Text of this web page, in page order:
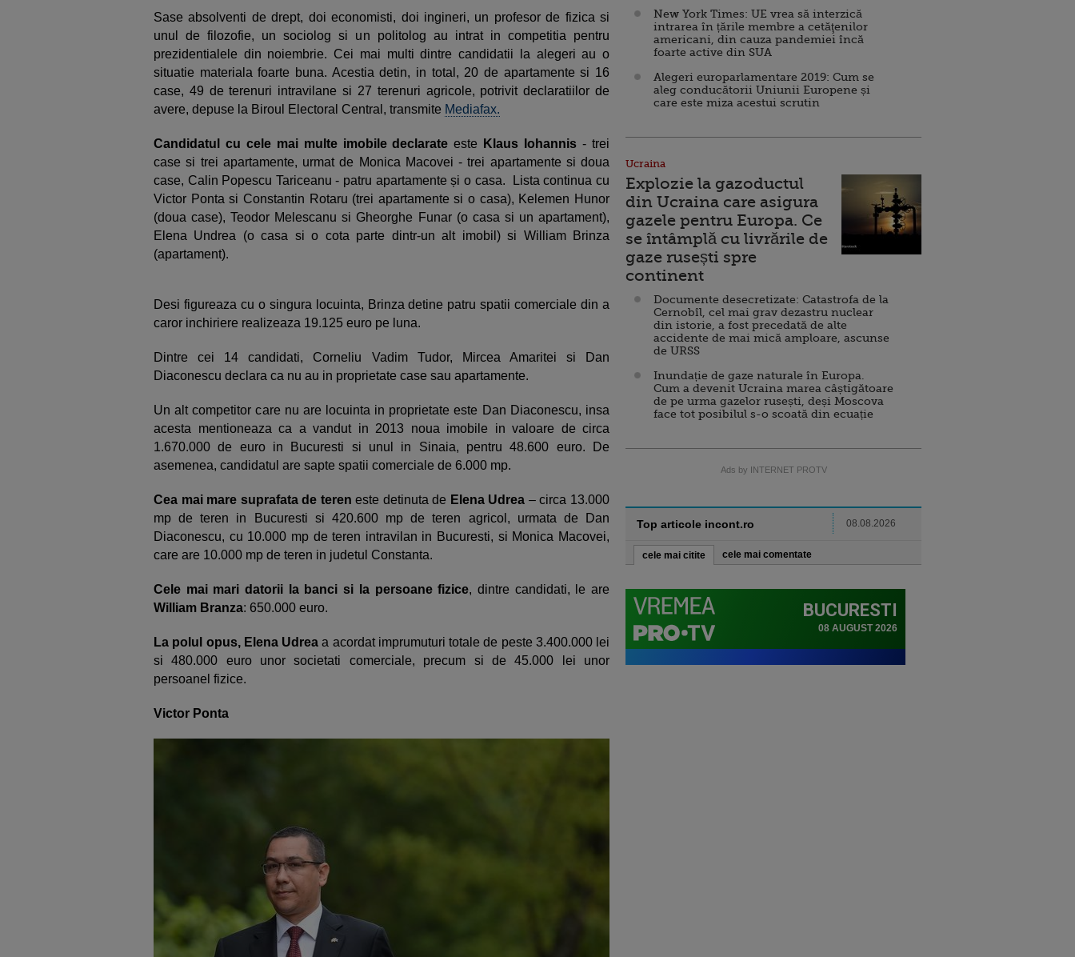
Sase absolventi de drept, doi economisti, doi ingineri, un profesor de fizica si
unul de filozofie, un sociolog si un politolog au intrat in competitia pentru
prezidentialele din noiembrie. Cei mai multi dintre candidatii la alegeri au o
situatie materiala foarte buna. Acestia detin, in total, 20 de apartamente si 16
case, 49 de terenuri intravilane si 27 terenuri agricole, potrivit declaratiilor de
avere, depuse la Biroul Electoral Central, transmite Mediafax.
Candidatul cu cele mai multe imobile declarate este Klaus Iohannis - trei
case si trei apartamente, urmat de Monica Macovei - trei apartamente si doua
case, Calin Popescu Tariceanu - patru apartamente și o casa. Lista continua cu
Victor Ponta si Constantin Rotaru (trei apartamente si o casa), Kelemen Hunor
(doua case), Teodor Melescanu si Gheorghe Funar (o casa si un apartament),
Elena Undrea (o casa si o cota parte dintr-un alt imobil) si William Brinza
(apartament).
Desi figureaza cu o singura locuinta, Brinza detine patru spatii comerciale din a
caror inchiriere realizeaza 19.125 euro pe luna.
Dintre cei 14 candidati, Corneliu Vadim Tudor, Mircea Amaritei si Dan
Diaconescu declara ca nu au in proprietate case sau apartamente.
Un alt competitor care nu are locuinta in proprietate este Dan Diaconescu, insa
acesta mentioneaza ca a vandut in 2013 noua imobile in valoare de circa
1.670.000 de euro in Bucuresti si unul in Sinaia, pentru 48.600 euro. De
asemenea, candidatul are sapte spatii comerciale de 6.000 mp.
Cea mai mare suprafata de teren este detinuta de Elena Udrea – circa 13.000
mp de teren in Bucuresti si 420.600 mp de teren agricol, urmata de Dan
Diaconescu, cu 10.000 mp de teren intravilan in Bucuresti, si Monica Macovei,
care are 10.000 mp de teren in judetul Constanta.
Cele mai mari datorii la banci si la persoane fizice, dintre candidati, le are
William Branza: 650.000 euro.
La polul opus, Elena Udreaa acordat imprumuturi totale de peste 3.400.000 lei
si 480.000 euro unor societati comerciale, precum si de 45.000 lei unor
persoanel fizice.
Victor Ponta
New York Times: UE vrea să interzică
intrarea în țările membre a cetăţenilor
americani, din cauza pandemiei încă
foarte active din SUA
Alegeri europarlamentare 2019: Cum se
aleg conducătorii Uniunii Europene și
care este miza acestui scrutin
Ucraina
Explozie la gazoductul
din Ucraina care asigura
gazele pentru Europa. Ce
se întâmplă cu livrările de
gaze rusești spre
continent
Documente desecretizate: Catastrofa de la
Cernobîl, cel mai grav dezastru nuclear
din istorie, a fost precedată de alte
accidente de mai mică amploare, ascunse
de URSS
Inundație de gaze naturale în Europa.
Cum a devenit Ucraina marea câștigătoare
de pe urma gazelor rusești, deși Moscova
face tot posibilul s-o scoată din ecuație
Ads by INTERNET PROTV
Top articole incont.ro 08.08.2026
cele mai citite cele mai comentate